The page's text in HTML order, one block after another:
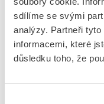
sdílíme se svými
analýzy. Partneři
informacemi, které
důsledku toho, že
Nátěr pouzdra
Uspořádání dotykového
elementu
Kategorie nevýbušnosti -